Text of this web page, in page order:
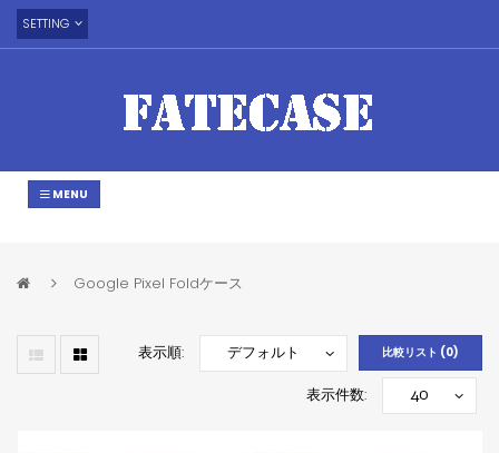
SETTING
MENU
Google Pixel Foldケース
比較リスト (0)
表示順:
表示件数: